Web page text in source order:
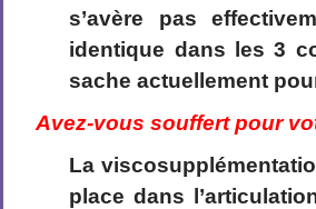
s’avère pas
identique dans les 3
sache actuellement
Avez-vous souffert pour
La
place dans